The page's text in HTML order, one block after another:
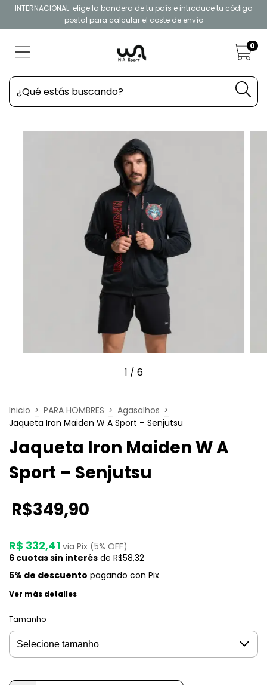
INTERNACIONAL: elige la bandera de tu país e introduce tu código
postal para calcular el coste de envío
0
1 / 6
Inicio > PARA HOMBRES > Agasalhos >
Jaqueta Iron Maiden W A Sport – Senjutsu
Jaqueta Iron Maiden W A
Sport – Senjutsu
R$349,90
R$ 332,41 via Pix (5% OFF)
6 cuotas sin interés de R$58,32
5% de descuento pagando con Pix
Ver más detalles
Tamanho